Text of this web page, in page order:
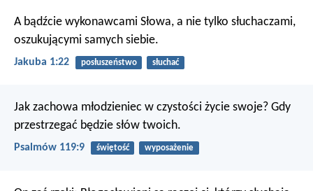
A bądźcie wykonawcami Słowa, a nie tylko słuchaczami,
oszukującymi samych siebie.
Jakuba 1:22 posłuszeństwo słuchać
Jak zachowa młodzieniec w czystości życie swoje? Gdy
przestrzegać będzie słów twoich.
Psalmów 119:9 świętość wyposażenie